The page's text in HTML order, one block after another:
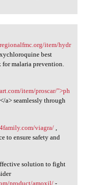
[URL
item/hydr
best
malaria prevention.
item/proscar/">ph
a> seamlessly through
viagra/,
to ensure safety and
solution to fight
product/amoxil/-